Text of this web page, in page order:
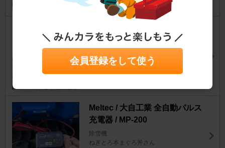
除雪機
6
Meltec / 大自工業 全自動パルス
充電器 / MP-200
除雪機
ねぎとろ本まぐろ丼さん
会員登録をして使う